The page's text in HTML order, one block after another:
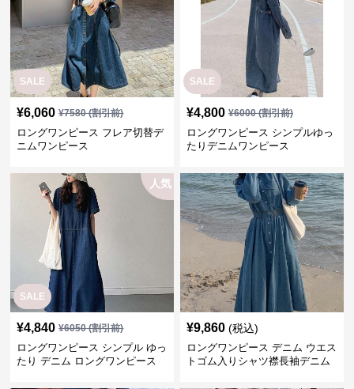
SALE
¥6,060 ¥7580(割引前)
ロングワンピース フレア切替デ
ニムワンピース
SALE
¥4,800 ¥6000(割引前)
ロングワンピース シンプルゆっ
たりデニムワンピース
SALE
人気
¥4,840 ¥6050(割引前)
ロングワンピース シンプル ゆっ
たり デニム ロングワンピース
¥9,860 (税込)
ロングワンピース デニム ウエス
トゴム入りシャツ襟長袖デニム